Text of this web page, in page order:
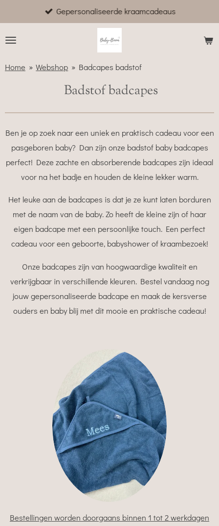
direct
naar
hoofdinhoud
Gepersonaliseerde kraamcadeaus
Home » Webshop » Badcapes badstof
Badstof badcapes
Ben je op zoek naar een uniek en praktisch cadeau voor een
pasgeboren baby? Dan zijn onze badstof baby badcapes
perfect! Deze zachte en absorberende badcapes zijn ideaal
voor na het badje en houden de kleine lekker warm.
Het leuke aan de badcapes is dat je ze kunt laten borduren
met de naam van de baby. Zo heeft de kleine zijn of haar
eigen badcape met een persoonlijke touch. Een perfect
cadeau voor een geboorte, babyshower of kraambezoek!
Onze badcapes zijn van hoogwaardige kwaliteit en
verkrijgbaar in verschillende kleuren. Bestel vandaag nog
jouw gepersonaliseerde badcape en maak de kersverse
ouders en baby blij met dit mooie en praktische cadeau!
Bestellingen worden doorgaans binnen 1 tot 2 werkdagen